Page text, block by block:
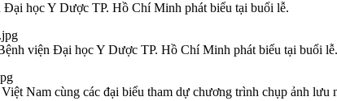
học Y Dược TP. Hồ Chí Minh phát biểu tại buổi lễ.
viện Đại học Y Dược TP. Hồ Chí Minh phát biểu tại buổi lễ.
Nam cùng các đại biểu tham dự chương trình chụp ảnh lưu